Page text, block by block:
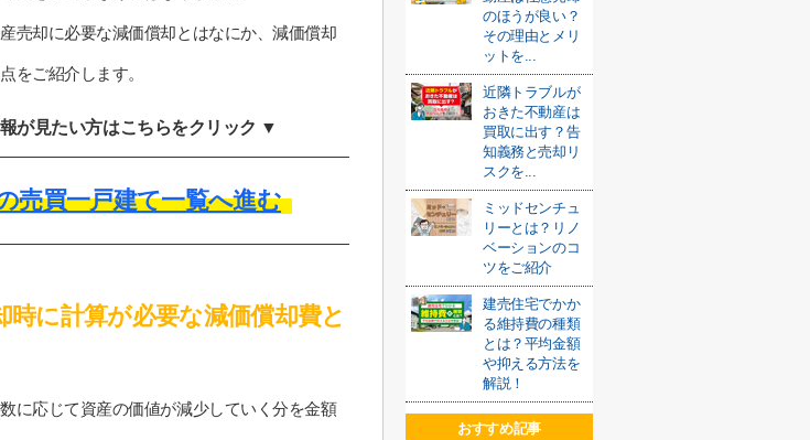
売却に必要な減価償却とはなにか、減価償却
をご紹介します。
が見たい方はこちらをクリック ▼
売買一戸建て一覧へ進む
時に計算が必要な減価償却費と
に応じて資産の価値が減少していく分を金額
のほうが良い？
その理由とメリ
ットを...
近隣トラブルが
おきた不動産は
買取に出す？告
知義務と売却リ
スクを...
ミッドセンチュ
リーとは？リノ
ベーションのコ
ツをご紹介
建売住宅でかか
る維持費の種類
とは？平均金額
や抑える方法を
解説！
おすすめ記事